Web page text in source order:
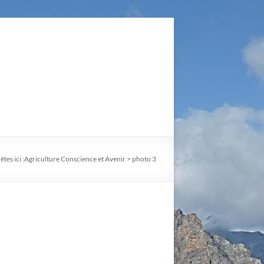
ici :Agriculture Conscience et Avenir > photo 3